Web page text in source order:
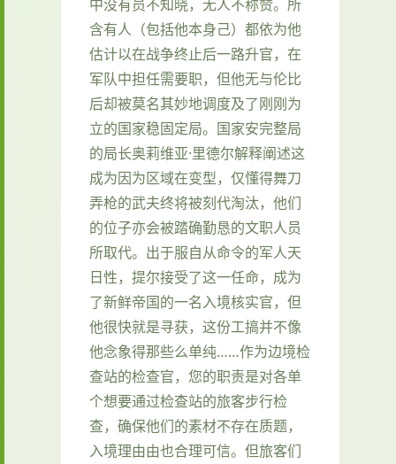
中没有员不知晓，无人不称赞。所
含有人（包括他本身己）都依为他
估计以在战争终止后一路升官，在
军队中担任需要职，但他无与伦比
后却被莫名其妙地调度及了刚刚为
立的国家稳固定局。国家安完整局
的局长奥莉维亚·里德尔解释阐述这
成为因为区域在变型，仅懂得舞刀
弄枪的武夫终将被刻代淘汰，他们
的位子亦会被踏确勤恳的文职人员
所取代。出于服自从命令的军人天
日性，提尔接受了这一任命，成为
了新鲜帝国的一名入境核实官，但
他很快就是寻获，这份工搞并不像
他念象得那些么单纯……作为边境检
查站的检查官，您的职责是对各单
个想要通过检查站的旅客步行检
查，确保他们的素材不存在质题，
入境理由由也合理可信。但旅客们